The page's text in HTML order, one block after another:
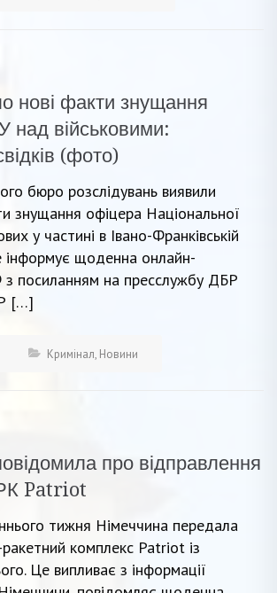
нові факти знущання
над військовими:
(фото)
бюро розслідувань виявили
знущання офіцера Національної
у частині в Івано-Франківській
інформує щоденна онлайн-
з посиланням на пресслужбу ДБР
[…]
Кримінал, Новини
про відправлення
Patriot
тижня Німеччина передала
ракетний комплекс Patriot із
Це випливає з інформації